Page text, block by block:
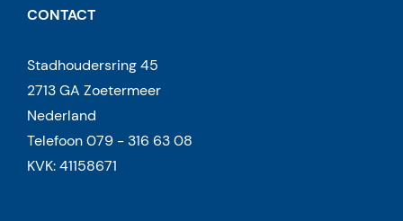
CONTACT
Stadhoudersring 45
2713 GA Zoetermeer
Nederland
Telefoon 079 - 316 63 08
KVK: 41158671